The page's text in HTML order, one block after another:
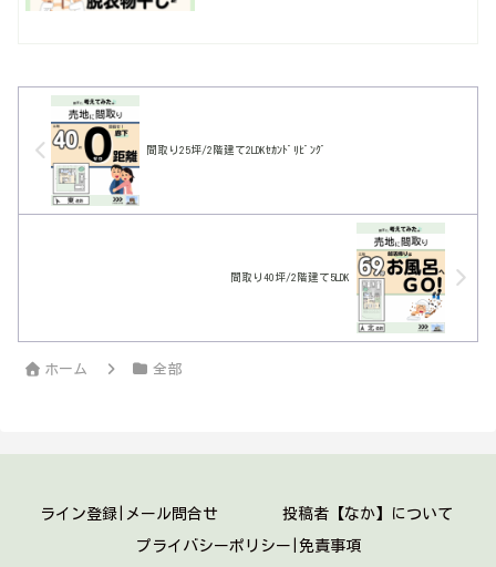
間取り25坪/2階建て2LDKｾｶﾝﾄﾞﾘﾋﾞﾝｸﾞ
間取り40坪/2階建て5LDK
ホーム 全部
ライン登録|メール問合せ 投稿者【なか】について
プライバシーポリシー|免責事項